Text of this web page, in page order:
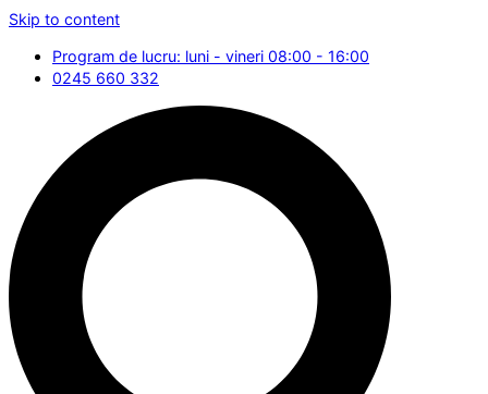
Skip to content
Program de lucru: luni - vineri 08:00 - 16:00
0245 660 332